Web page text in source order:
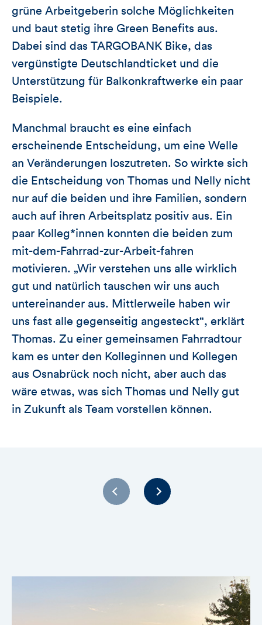
grüne Arbeitgeberin solche Möglichkeiten
und baut stetig ihre Green Benefits aus.
Dabei sind das TARGOBANK Bike, das
vergünstigte Deutschlandticket und die
Unterstützung für Balkonkraftwerke ein paar
Beispiele.
Manchmal braucht es eine einfach
erscheinende Entscheidung, um eine Welle
an Veränderungen loszutreten. So wirkte sich
die Entscheidung von Thomas und Nelly nicht
nur auf die beiden und ihre Familien, sondern
auch auf ihren Arbeitsplatz positiv aus. Ein
paar Kolleg*innen konnten die beiden zum
mit-dem-Fahrrad-zur-Arbeit-fahren
motivieren. „Wir verstehen uns alle wirklich
gut und natürlich tauschen wir uns auch
untereinander aus. Mittlerweile haben wir
uns fast alle gegenseitig angesteckt“, erklärt
Thomas. Zu einer gemeinsamen Fahrradtour
kam es unter den Kolleginnen und Kollegen
aus Osnabrück noch nicht, aber auch das
wäre etwas, was sich Thomas und Nelly gut
in Zukunft als Team vorstellen können.